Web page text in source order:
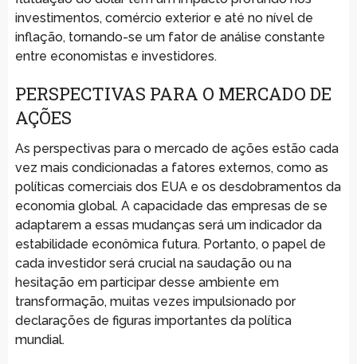
investimentos, comércio exterior e até no nível de
inflação, tornando-se um fator de análise constante
entre economistas e investidores.
PERSPECTIVAS PARA O MERCADO DE
AÇÕES
As perspectivas para o mercado de ações estão cada
vez mais condicionadas a fatores externos, como as
políticas comerciais dos EUA e os desdobramentos da
economia global. A capacidade das empresas de se
adaptarem a essas mudanças será um indicador da
estabilidade econômica futura. Portanto, o papel de
cada investidor será crucial na saudação ou na
hesitação em participar desse ambiente em
transformação, muitas vezes impulsionado por
declarações de figuras importantes da política
mundial.